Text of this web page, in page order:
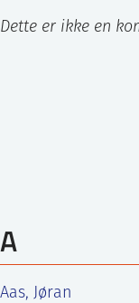
IFE
Dette er ikke en
A
Aas, Jøran